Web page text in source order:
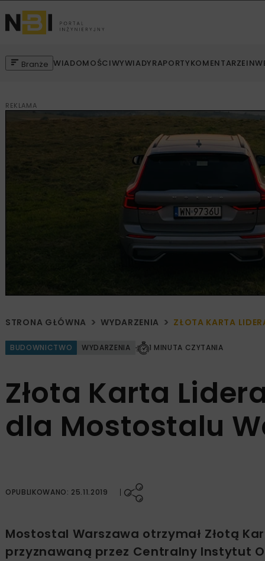
Branże WIADOMOŚCIWYWIADYRAPORTYKOMENTARZE
REKLAMA
STRONA GŁÓWNA WYDARZENIA ZŁOTA KARTA
BUDOWNICTWO WYDARZENIA 1 MINUTA CZYTANIA
Złota Karta
dla Mostostalu
OPUBLIKOWANO: 25.11.2019
Mostostal Warszawa otrzymał Złotą
przyznawaną przez Centralny Instytut